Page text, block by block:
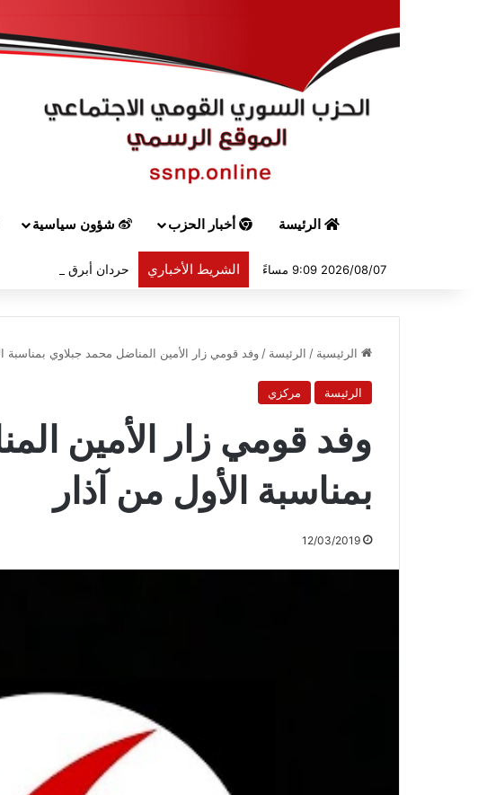
الرئيسة أخبار الحزب شؤون سياسية
2026/08/07 9:09 مساءً الشريط الأخباري حردان أبرق إلى هيكل
الرئيسية / الرئيسة / وفد قومي زار الأمين المناضل محمد جبلاوي بمناسبة
الرئيسة مركزي
وفد قومي زار الأمين
بمناسبة الأول من آذار
12/03/2019